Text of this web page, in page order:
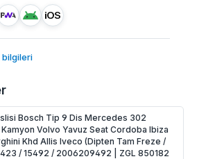
bilgileri
Bosch Tip 9 Dis Mercedes 302
Volvo Yavuz Seat Cordoba Ibiza
Khd Allis Iveco (Dipten Tam Freze /
/ 15492 / 2006209492 | ZGL 850182